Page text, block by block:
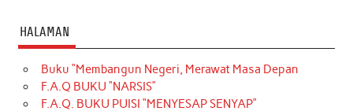
c
e
b
o
t
a
g
T
o
k
t
e
r
k
e
d
t
t
e
T
u
b
HALAMAN
Buku “Membangun Negeri, Merawat Masa Depan
F.A.Q BUKU “NARSIS”
F.A.Q. BUKU PUISI “MENYESAP SENYAP”